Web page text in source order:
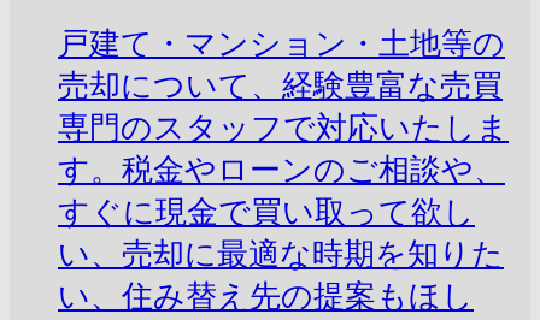
戸建て・マンション・土地等の
売却について、経験豊富な売買
専門のスタッフで対応いたしま
す。税金やローンのご相談や、
すぐに現金で買い取って欲し
い、売却に最適な時期を知りた
い、住み替え先の提案もほし